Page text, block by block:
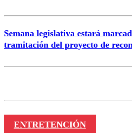
Semana legislativa estará
tramitación del proyecto de
ENTRETENCIÓN